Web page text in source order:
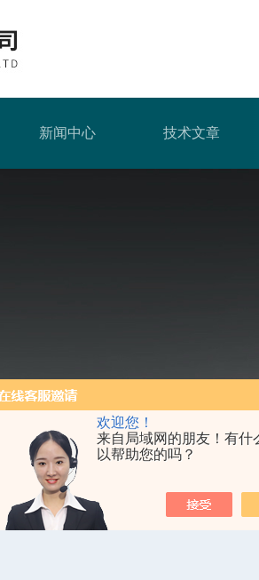
欢迎您！
来自局域网的朋友！有什
以帮助您的吗？
新闻中心 技术文章
： 首页/